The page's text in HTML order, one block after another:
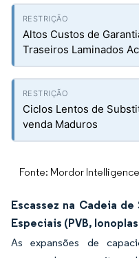
Altos Custos de
Traseiros Laminados
Ciclos Lentos de
venda Maduros
Fonte: Mordor Intelligence
Escassez na Cadeia
Especiais (PVB,
As expansões de